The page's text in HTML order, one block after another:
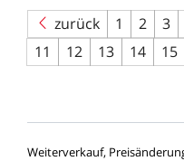
zurück 1 2 3
11
12 13 14 15
Weiterverkauf,